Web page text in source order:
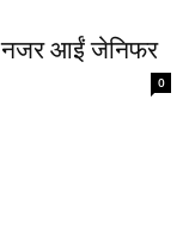
नजर आईं जेनिफर
0